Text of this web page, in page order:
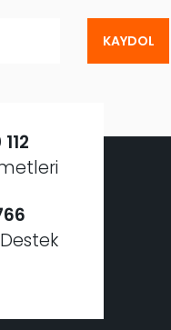
KAYDOL